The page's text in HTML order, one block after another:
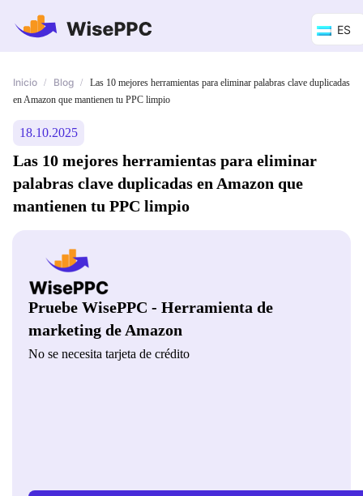
ES
Inicio / Blog /
Las 10 mejores herramientas para eliminar palabras clave duplicadas
en Amazon que mantienen tu PPC limpio
18.10.2025
Las 10 mejores herramientas para eliminar
palabras clave duplicadas en Amazon que
mantienen tu PPC limpio
Pruebe WisePPC - Herramienta de
marketing de Amazon
No se necesita tarjeta de crédito